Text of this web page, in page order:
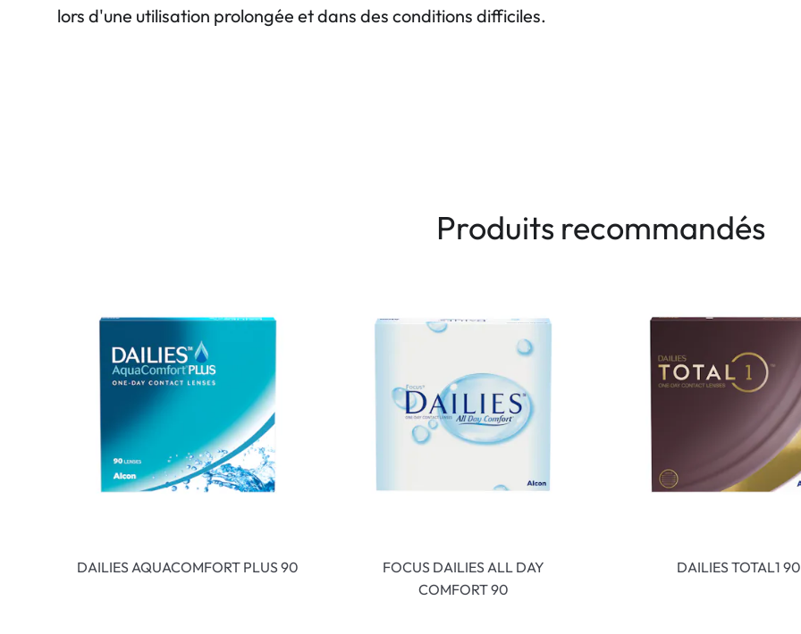
lors d'une utilisation prolongée et dans des conditions difficiles.
Produits recommandés
DAILIES AQUACOMFORT PLUS 90
FOCUS DAILIES ALL DAY
COMFORT 90
DAILIES TOTAL1 90